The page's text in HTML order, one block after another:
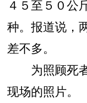
４５至５０公
种。报道说，
差不多。
为照顾死者
现场的照片。